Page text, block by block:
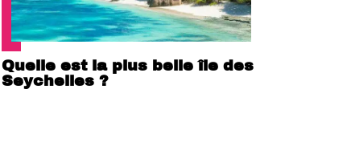
Quelle est la plus belle île des
Seychelles ?